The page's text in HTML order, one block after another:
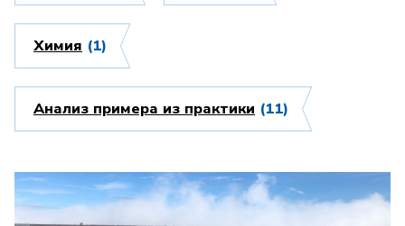
Химия (1)
Анализ примера из практики (11)